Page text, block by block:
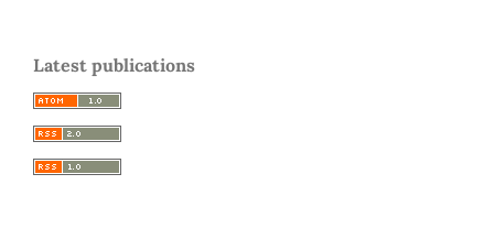
Latest publications